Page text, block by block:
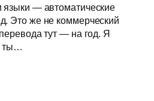
языки — автоматические
Это же не коммерческий
тут — на год. Я
ты…